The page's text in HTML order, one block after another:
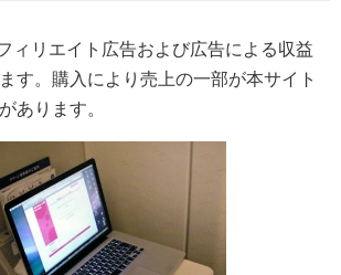
ィリエイト広告および広告による収益
す。購入により売上の一部が本サイト
あります。